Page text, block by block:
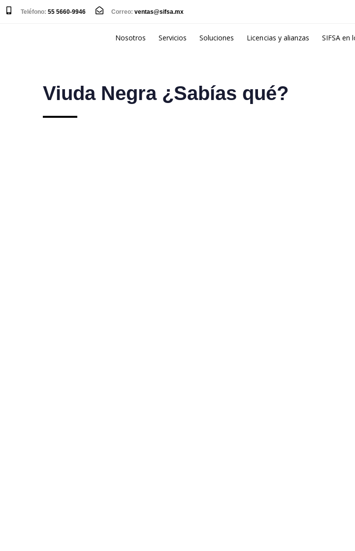
Teléfono: 55 5660-9946 Correo: ventas@sifsa.mx
Nosotros Servicios Soluciones Licencias y alianzas SIFSA en
Viuda Negra ¿Sabías qué?